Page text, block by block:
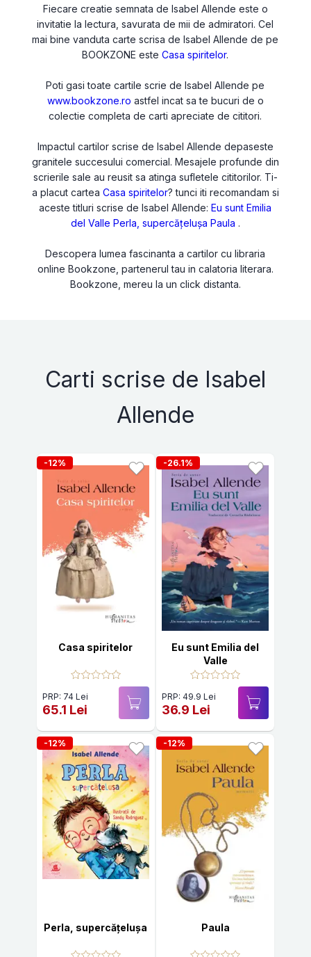
Fiecare creatie semnata de Isabel Allende este o
invitatie la lectura, savurata de mii de admiratori. Cel
mai bine vanduta carte scrisa de Isabel Allende de pe
BOOKZONE esteCasa spiritelor.
Poti gasi toate cartile scrie de Isabel Allende pe
www.bookzone.ro astfel incat sa te bucuri de o
colectie completa de carti apreciate de cititori.
Impactul cartilor scrise de Isabel Allende depaseste
granitele succesului comercial. Mesajele profunde din
scrierile sale au reusit sa atinga sufletele cititorilor. Ti-
a placut cartea Casa spiritelor? tunci iti recomandam si
aceste titluri scrise de Isabel Allende:Eu sunt Emilia
del Valle Perla, supercățelușa Paula .
Descopera lumea fascinanta a cartilor cu libraria
online Bookzone, partenerul tau in calatoria literara.
Bookzone, mereu la un click distanta.
Carti scrise de Isabel
Allende
-12%
Casa spiritelor
PRP: 74 Lei
65.1 Lei
-26.1%
Eu sunt Emilia del
Valle
PRP: 49.9 Lei
36.9 Lei
-12%
Perla, supercățelușa
-12%
Paula